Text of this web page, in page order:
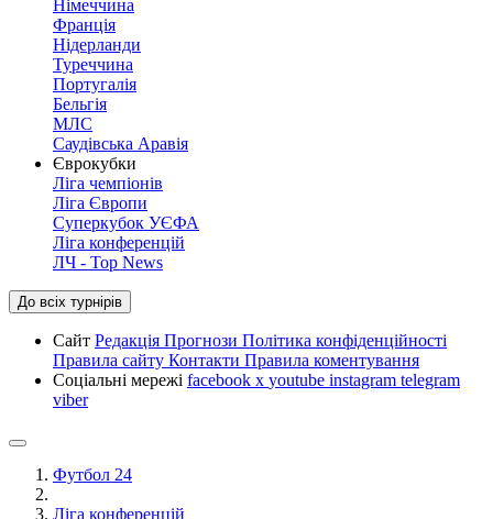
Німеччина
Франція
Нідерланди
Туреччина
Португалія
Бельгія
МЛС
Саудівська Аравія
Єврокубки
Ліга чемпіонів
Ліга Європи
Суперкубок УЄФА
Ліга конференцій
ЛЧ - Top News
До всіх турнірів
Сайт Редакція Прогнози Політика конфіденційності
Правила сайту Контакти Правила коментування
Соціальні мережі facebook x youtube instagram telegram
viber
Футбол 24
Ліга конференцій